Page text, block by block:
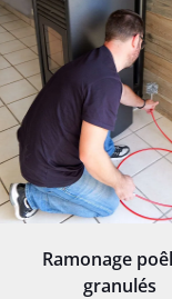
Ramonage
granulés